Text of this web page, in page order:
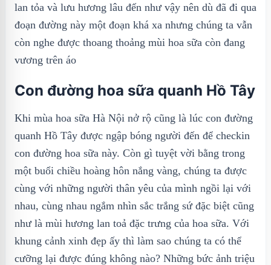
lan tỏa và lưu hương lâu đến như vậy nên dù đã đi qua
đoạn đường này một đoạn khá xa nhưng chúng ta vẫn
còn nghe được thoang thoảng mùi hoa sữa còn đang
vương trên áo
Con đường hoa sữa quanh Hồ Tây
Khi mùa hoa sữa Hà Nội nở rộ cũng là lúc con đường
quanh Hồ Tây được ngập bóng người đến để checkin
con đường hoa sữa này. Còn gì tuyệt vời bằng trong
một buổi chiều hoàng hôn nắng vàng, chúng ta được
cùng với những người thân yêu của mình ngồi lại với
nhau, cùng nhau ngắm nhìn sắc trắng sứ đặc biệt cũng
như là mùi hương lan toả đặc trưng của hoa sữa. Với
khung cảnh xinh đẹp ấy thì làm sao chúng ta có thể
cưỡng lại được đúng không nào? Những bức ảnh triệu